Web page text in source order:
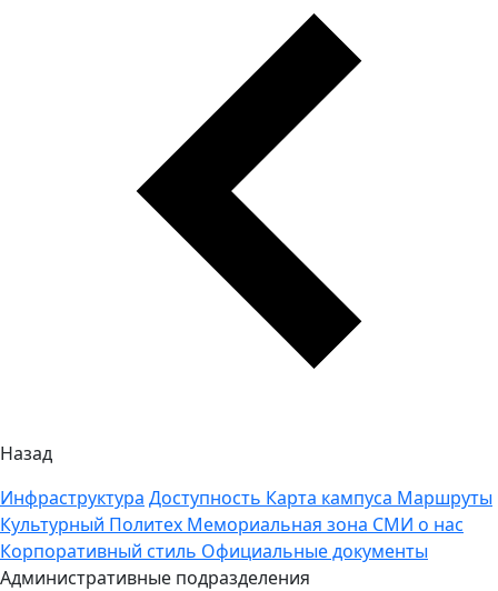
Назад
Инфраструктура Доступность Карта кампуса Маршруты
Культурный Политех Мемориальная зона СМИ о нас
Корпоративный стиль Официальные документы
Административные подразделения